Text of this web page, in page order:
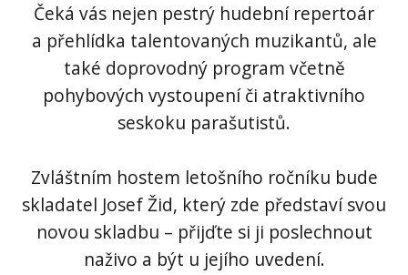
Čeká vás nejen pestrý hudební repertoár
a přehlídka talentovaných muzikantů, ale
také doprovodný program včetně
pohybových vystoupení či atraktivního
seskoku parašutistů.
Zvláštním hostem letošního ročníku bude
skladatel Josef Žid, který zde představí svou
novou skladbu – přijďte si ji poslechnout
naživo a být u jejího uvedení.